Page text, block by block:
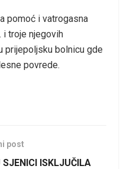
pomoć i vatrogasna
i troje njegovih
prijepoljsku bolnicu gde
povrede.
post
ISKLJUČILA